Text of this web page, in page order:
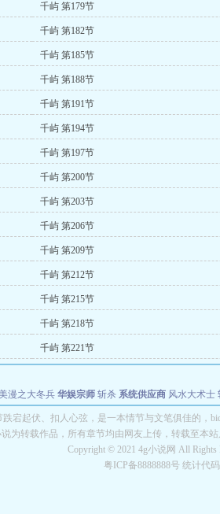
千屿 第179节
千屿 第182节
千屿 第185节
千屿 第188节
千屿 第191节
千屿 第194节
千屿 第197节
千屿 第200节
千屿 第203节
千屿 第206节
千屿 第209节
千屿 第212节
千屿 第215节
千屿 第218节
千屿 第221节
美漫之大冬兵 华娱宗师 斩杀 系统供应商 风水大术士
绝对交易 全职武神 位面复制大师 华娱特效大亨
长别打脸
跌宕起伏、扣人心弦，是一本情节与文笔俱佳的，
为转载作品，所有章节均由网友上传，转载至本
Copyright © 2021 4g小说网 All Rights
粤ICP备8888888号 统计代码